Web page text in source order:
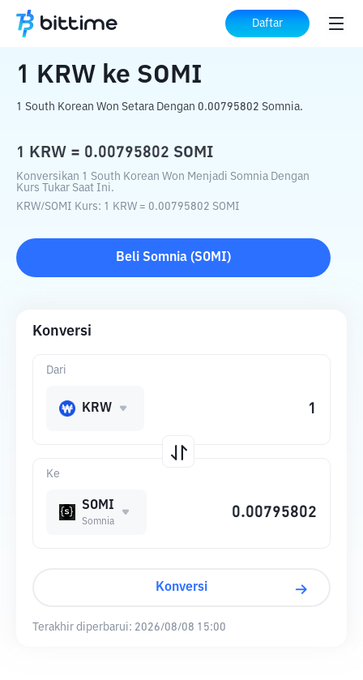
Daftar
Beranda Konverter Kripto ke SOMI
1 KRW ke SOMI
1 South Korean Won Setara Dengan 0.00795802 Somnia.
1 KRW = 0.00795802 SOMI
Konversikan 1 South Korean Won Menjadi Somnia Dengan
Kurs Tukar Saat Ini.
KRW/SOMI Kurs: 1 KRW = 0.00795802 SOMI
Beli Somnia (SOMI)
Konversi
Ke
SOMI
Somnia
Dari
KRW
Konversi
Terakhir diperbarui: 2026/08/08 15:00